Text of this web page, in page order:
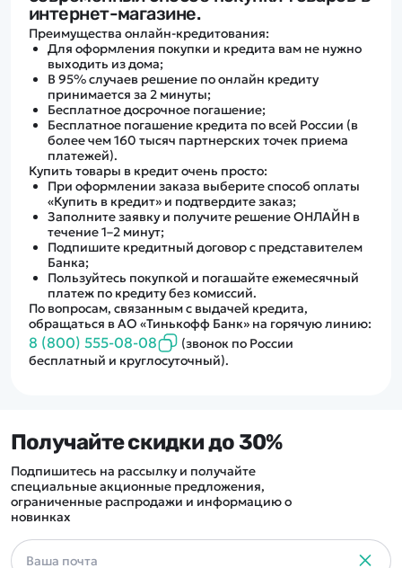
интернет-магазине.
Преимущества онлайн-кредитования:
Для оформления покупки и кредита вам не нужно
выходить из дома;
В 95% случаев решение по онлайн кредиту
принимается за 2 минуты;
Бесплатное досрочное погашение;
Бесплатное погашение кредита по всей России (в
более чем 160 тысяч партнерских точек приема
платежей).
Купить товары в кредит очень просто:
При оформлении заказа выберите способ оплаты
«Купить в кредит» и подтвердите заказ;
Заполните заявку и получите решение ОНЛАЙН в
течение 1–2 минут;
Подпишите кредитный договор с представителем
Банка;
Пользуйтесь покупкой и погашайте ежемесячный
платеж по кредиту без комиссий.
По вопросам, связанным с выдачей кредита,
обращаться в АО «Тинькофф Банк» на горячую линию:
8 (800) 555-08-08
(звонок по России
бесплатный и круглосуточный).
Получайте скидки до 30%
Подпишитесь на рассылку и получайте
специальные акционные предложения,
ограниченные распродажи и информацию о
новинках
Дополнительный способ связи
WhatsApp/Мобильный
Есть вопрос? Можем связаться с вами
Заказать звонок
Наши соцсети:
Каталог
Квадрокоптеры
Машинки
Катера
Роботы
Самолеты
Сборные модели
Спецтехника
Информация
Статьи про беспилотники
Обзор квадрокоптеров
Аренда Квадрокоптеров
Покупка в кредит
Контакты
Оплата и доставка
Помощь
Отследить заказ
Оплата на сайте